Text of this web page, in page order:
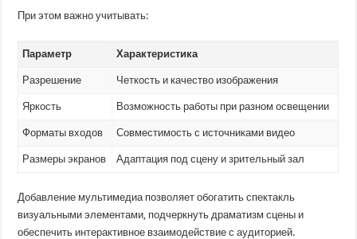
При этом важно учитывать:
Параметр Характеристика
Разрешение Четкость и качество изображения
Яркость Возможность работы при разном освещении
Форматы входов Совместимость с источниками видео
Размеры экранов Адаптация под сцену и зрительный зал
Добавление мультимедиа позволяет обогатить спектакль
визуальными элементами, подчеркнуть драматизм сцены и
обеспечить интерактивное взаимодействие с аудиторией.